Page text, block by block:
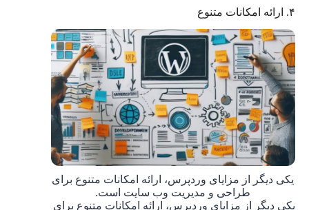
۴. ارائه امکانات متنوع
یکی دیگر از مزایای وردپرس، ارائه امکانات متنوع برای
طراحی و مدیریت وب سایت است.
یکی دیگر از مزایای وردپرس، ارائه امکانات متنوع برای